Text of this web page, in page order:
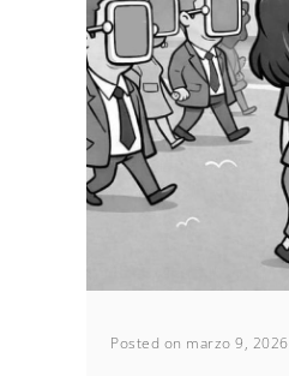
Posted on marzo 9, 2026